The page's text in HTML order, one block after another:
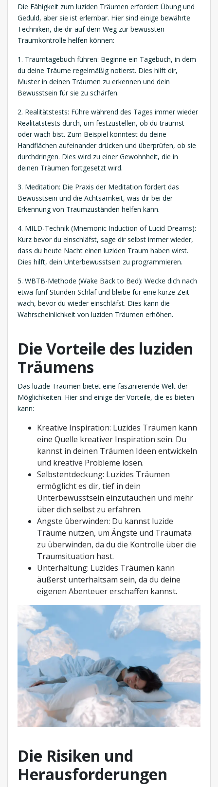
Die Fähigkeit zum luziden Träumen erfordert Übung und
Geduld, aber sie ist erlernbar. Hier sind einige bewährte
Techniken, die dir auf dem Weg zur bewussten
Traumkontrolle helfen können:
1. Traumtagebuch führen: Beginne ein Tagebuch, in dem
du deine Träume regelmäßig notierst. Dies hilft dir,
Muster in deinen Träumen zu erkennen und dein
Bewusstsein für sie zu schärfen.
2. Realitätstests: Führe während des Tages immer wieder
Realitätstests durch, um festzustellen, ob du träumst
oder wach bist. Zum Beispiel könntest du deine
Handflächen aufeinander drücken und überprüfen, ob sie
durchdringen. Dies wird zu einer Gewohnheit, die in
deinen Träumen fortgesetzt wird.
3. Meditation: Die Praxis der Meditation fördert das
Bewusstsein und die Achtsamkeit, was dir bei der
Erkennung von Traumzuständen helfen kann.
4. MILD-Technik (Mnemonic Induction of Lucid Dreams):
Kurz bevor du einschläfst, sage dir selbst immer wieder,
dass du heute Nacht einen luziden Traum haben wirst.
Dies hilft, dein Unterbewusstsein zu programmieren.
5. WBTB-Methode (Wake Back to Bed): Wecke dich nach
etwa fünf Stunden Schlaf und bleibe für eine kurze Zeit
wach, bevor du wieder einschläfst. Dies kann die
Wahrscheinlichkeit von luziden Träumen erhöhen.
Die Vorteile des luziden
Träumens
Das luzide Träumen bietet eine faszinierende Welt der
Möglichkeiten. Hier sind einige der Vorteile, die es bieten
kann:
Kreative Inspiration: Luzides Träumen kann
eine Quelle kreativer Inspiration sein. Du
kannst in deinen Träumen Ideen entwickeln
und kreative Probleme lösen.
Selbstentdeckung: Luzides Träumen
ermöglicht es dir, tief in dein
Unterbewusstsein einzutauchen und mehr
über dich selbst zu erfahren.
Ängste überwinden: Du kannst luzide
Träume nutzen, um Ängste und Traumata
zu überwinden, da du die Kontrolle über die
Traumsituation hast.
Unterhaltung: Luzides Träumen kann
äußerst unterhaltsam sein, da du deine
eigenen Abenteuer erschaffen kannst.
Die Risiken und
Herausforderungen